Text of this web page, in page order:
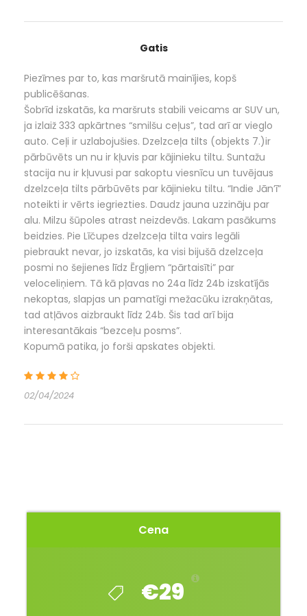
Cena
€29
Svarīgākais par maršrutu (route highlights):
Skaistas Latvijas ainavas
Par šo summu jūs iegūstat visu, kas nepieciešams
ceļojuma maršrutam:
Labākos un interesantākos apskates objektus
apkārtnē
Speciāli 4x4 automašīnām sagatavotu
maršrutu
Maršruta pārskata karti
Objektu sarakstu un īsus aprakstus
Maršruta treku un punktus sekojošos formātos:
gpx
Foto
Maršruta apraksts
Gatis
Piezīmes par to, kas maršrutā mainījies, kopš
publicēšanas.
Šobrīd izskatās, ka maršruts stabili veicams ar SUV un,
ja izlaiž 333 apkārtnes “smilšu ceļus”, tad arī ar vieglo
auto. Ceļi ir uzlabojušies. Dzelzceļa tilts (objekts 7.)ir
pārbūvēts un nu ir kļuvis par kājinieku tiltu. Suntažu
stacija nu ir kļuvusi par sakoptu viesnīcu un tuvējaus
dzelzceļa tilts pārbūvēts par kājinieku tiltu. “Indie Jān’ī”
noteikti ir vērts iegriezties. Daudz jauna uzzināju par
alu. Milzu šūpoles atrast neizdevās. Lakam pasākums
beidzies. Pie Līčupes dzelzceļa tilta vairs legāli
piebraukt nevar, jo izskatās, ka visi bijušā dzelzceļa
posmi no šejienes līdz Ērgļiem “pārtaisīti” par
veloceliņiem. Tā kā pļavas no 24a līdz 24b izskatījās
nekoptas, slapjas un pamatīgi mežacūku izrakņātas,
tad atļāvos aizbraukt līdz 24b. Šis tad arī bija
interesantākais “bezceļu posms”.
Kopumā patika, jo forši apskates objekti.
02/04/2024